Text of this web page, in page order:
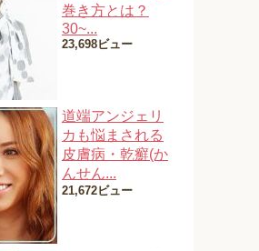
巻き方とは？
30~...
23,698ビュー
道端アンジェリ
カも悩まされる
皮膚病・乾癬(か
んせん...
21,672ビュー